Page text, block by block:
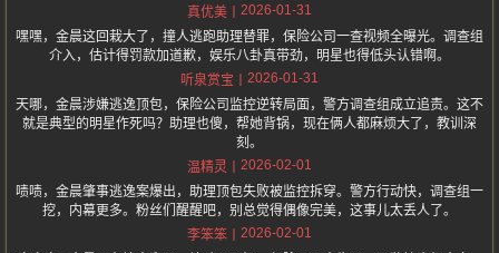
真优美
2026-01-31
嘿嘿，金晨这回栽大了，撞人逃跑助理替罪，保险公司一查视频全曝光。调查组
介入，估计得罚款加道歉，娱乐八卦真带劲，明星也得低头认错啊。
听泉赏宝
2026-01-31
天哪，金晨涉嫌逃逸顶包，保险公司监控逆转局面，警方调查组成立追责。这不
就是典型的明星作死吗？助理也傻，帮她背锅，现在俩人都麻烦大了，教训深
刻。
温精灵
2026-02-01
啧啧，金晨肇事逃逸案爆出，助理顶包失败被监控拆穿。警方行动快，调查组一
挖，内幕更多。粉丝们醒醒吧，别总觉得偶像完美，这事儿太丢人了。
李笨笨
2026-02-01